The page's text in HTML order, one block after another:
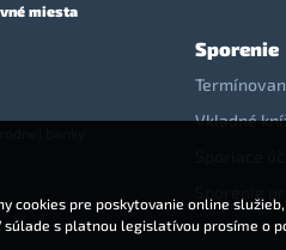
Sporenie
Vkladné
miesta
cookies pre poskytovanie online
s platnou legislatívou prosíme o